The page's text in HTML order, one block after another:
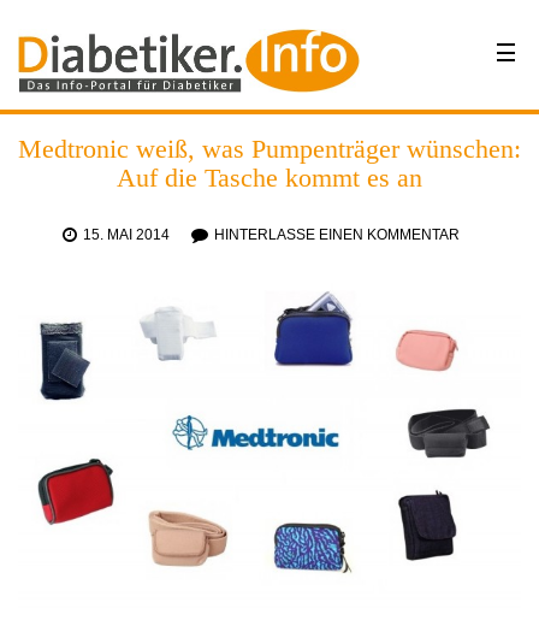
Medtronic weiß, was Pumpenträger wünschen:
Auf die Tasche kommt es an
15. MAI 2014 HINTERLASSE EINEN KOMMENTAR